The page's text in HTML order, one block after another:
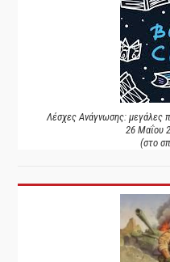
Λέσχες Ανάγνωσης: μεγάλες
26 Μαΐου
(στο